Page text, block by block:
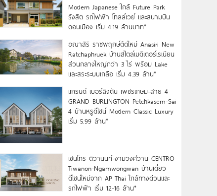
Modern Japanese ใกล้ Future Park
รังสิต รถไฟฟ้า โทลล์เวย์ และสนามบิน
ดอนเมือง เริ่ม 4.19 ล้านบาท*
อณาสิริ ราชพฤกษ์ตัดใหม่ Anasiri New
Ratchaphruek บ้านสไตล์เมดิเตอร์เรเนียน
ส่วนกลางใหญ่กว่า 3 ไร่ พร้อม Lake
และสระระบบเกลือ เริ่ม 4.39 ล้าน*
แกรนด์ เบอร์ลิงตัน เพชรเกษม-สาย 4
GRAND BURLINGTON Petchkasem-Sai
4 บ้านหรูดีไซน์ Modern Classic Luxury
เริ่ม 5.99 ล้าน*
เซนโทร ติวานนท์-งามวงศ์วาน CENTRO
Tiwanon-Ngamwongwan บ้านเดี่ยว
ดีไซน์ใหม่จาก AP Thai ใกล้ทางด่วนและ
รถไฟฟ้า เริ่ม 12-16 ล้าน*